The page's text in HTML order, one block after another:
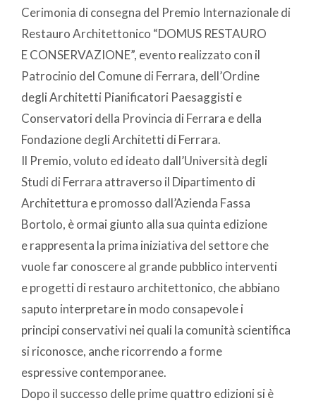
Cerimonia di consegna del Premio Internazionale di
Restauro Architettonico “DOMUS RESTAURO
E CONSERVAZIONE”, evento realizzato con il
Patrocinio del Comune di Ferrara, dell’Ordine
degli Architetti Pianificatori Paesaggisti e
Conservatori della Provincia di Ferrara e della
Fondazione degli Architetti di Ferrara.
Il Premio, voluto ed ideato dall’Università degli
Studi di Ferrara attraverso il Dipartimento di
Architettura e promosso dall’Azienda Fassa
Bortolo, è ormai giunto alla sua quinta edizione
e rappresenta la prima iniziativa del settore che
vuole far conoscere al grande pubblico interventi
e progetti di restauro architettonico, che abbiano
saputo interpretare in modo consapevole i
principi conservativi nei quali la comunità scientifica
si riconosce, anche ricorrendo a forme
espressive contemporanee.
Dopo il successo delle prime quattro edizioni si è